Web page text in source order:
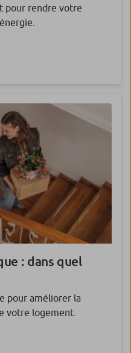
pour rendre votre
: dans quel
pour améliorer la
votre logement.